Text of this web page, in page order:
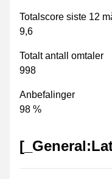
Totalscore siste 12
9,6
Totalt antall omtaler
998
Anbefalinger
98 %